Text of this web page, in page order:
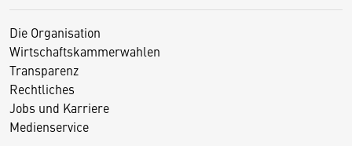
Die Organisation
Wirtschaftskammerwahlen
Transparenz
Rechtliches
Jobs und Karriere
Medienservice